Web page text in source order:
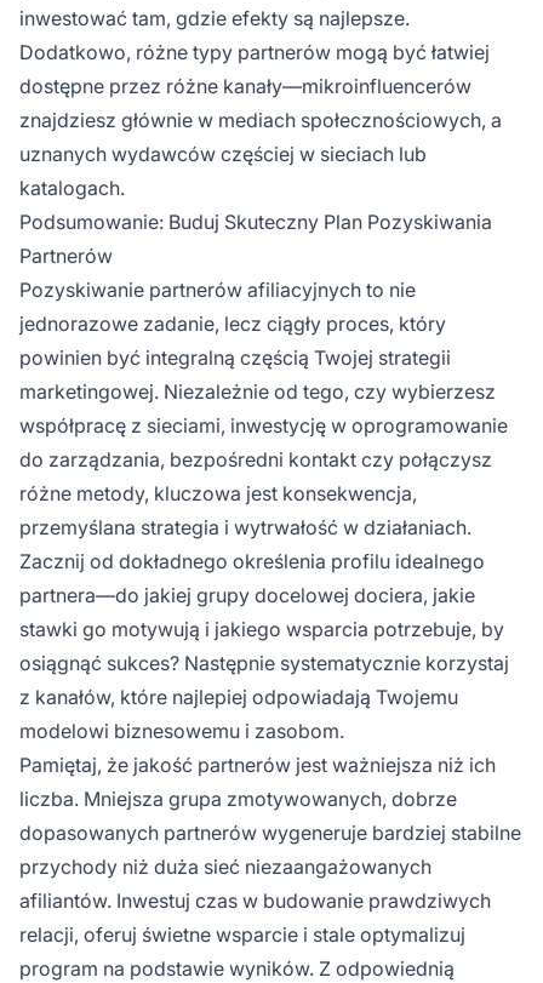
inwestować tam, gdzie efekty są najlepsze.
Dodatkowo, różne typy partnerów mogą być łatwiej
dostępne przez różne kanały—mikroinfluencerów
znajdziesz głównie w mediach społecznościowych, a
uznanych wydawców częściej w sieciach lub
katalogach.
Podsumowanie: Buduj Skuteczny Plan Pozyskiwania
Partnerów
Pozyskiwanie partnerów afiliacyjnych to nie
jednorazowe zadanie, lecz ciągły proces, który
powinien być integralną częścią Twojej strategii
marketingowej. Niezależnie od tego, czy wybierzesz
współpracę z sieciami, inwestycję w oprogramowanie
do zarządzania, bezpośredni kontakt czy połączysz
różne metody, kluczowa jest konsekwencja,
przemyślana strategia i wytrwałość w działaniach.
Zacznij od dokładnego określenia profilu idealnego
partnera—do jakiej grupy docelowej dociera, jakie
stawki go motywują i jakiego wsparcia potrzebuje, by
osiągnąć sukces? Następnie systematycznie korzystaj
z kanałów, które najlepiej odpowiadają Twojemu
modelowi biznesowemu i zasobom.
Pamiętaj, że jakość partnerów jest ważniejsza niż ich
liczba. Mniejsza grupa zmotywowanych, dobrze
dopasowanych partnerów wygeneruje bardziej stabilne
przychody niż duża sieć niezaangażowanych
afiliantów. Inwestuj czas w budowanie prawdziwych
relacji, oferuj świetne wsparcie i stale optymalizuj
program na podstawie wyników. Z odpowiednią